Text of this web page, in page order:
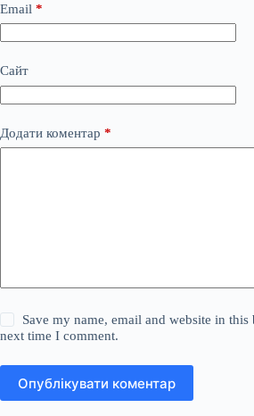
Email *
Сайт
Додати коментар *
Save my name, email and website in this
next time I comment.
Опублікувати коментар